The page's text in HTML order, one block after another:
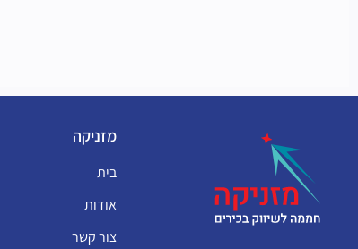
מזניקה
בית
אודות
צור קשר